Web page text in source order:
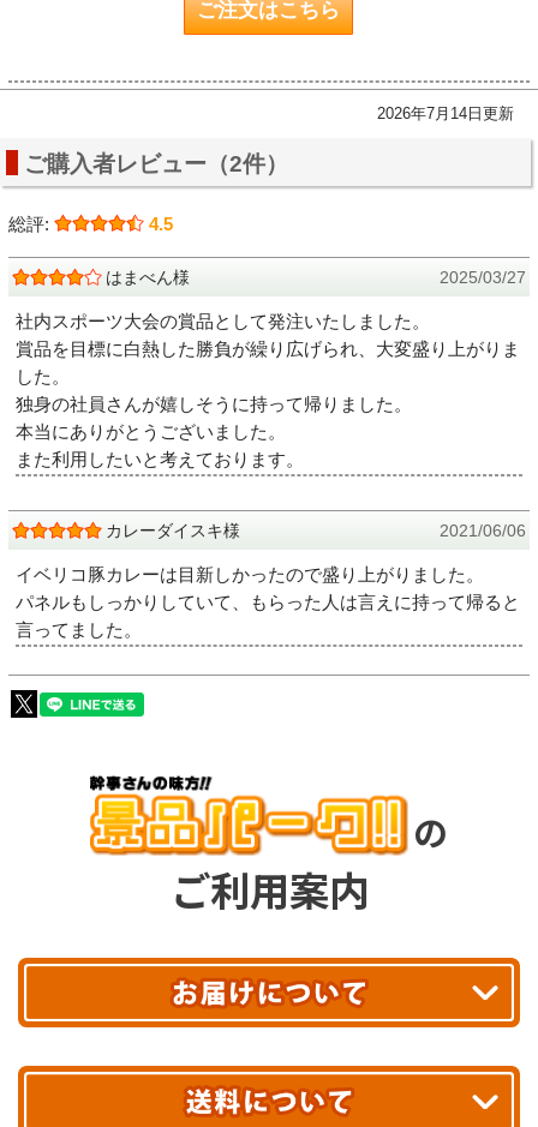
ご注文はこちら
2026年7月14日更新
ご購入者レビュー（2件）
総評: 4.5
はまべん様 2025/03/27
社内スポーツ大会の賞品として発注いたしました。
賞品を目標に白熱した勝負が繰り広げられ、大変盛り上がりま
した。
独身の社員さんが嬉しそうに持って帰りました。
本当にありがとうございました。
また利用したいと考えております。
カレーダイスキ様 2021/06/06
イベリコ豚カレーは目新しかったので盛り上がりました。
パネルもしっかりしていて、もらった人は言えに持って帰ると
言ってました。
の
ご利用案内
最短翌日お届け!